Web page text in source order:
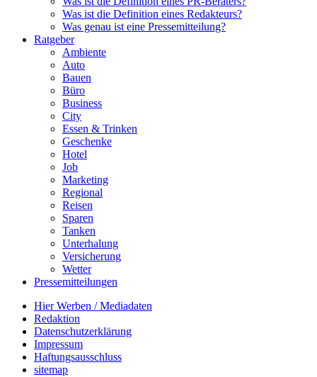
Was ist die Definition eines Redakteurs?
Was genau ist eine Pressemitteilung?
Ratgeber
Ambiente
Auto
Bauen
Büro
Business
City
Essen & Trinken
Geschenke
Hotel
Job
Marketing
Regional
Reisen
Sparen
Tanken
Unterhalung
Versicherung
Wetter
Pressemitteilungen
Hier Werben / Mediadaten
Redaktion
Datenschutzerklärung
Impressum
Haftungsausschluss
sitemap